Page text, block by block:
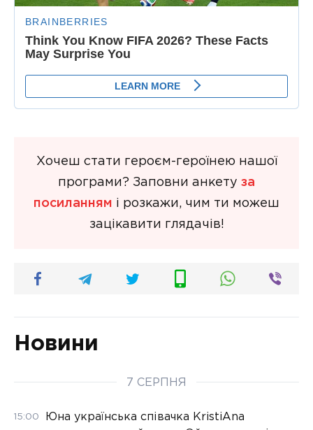
Хочеш стати героєм-героїнею нашої
програми? Заповни анкету за
посиланням і розкажи, чим ти можеш
зацікавити глядачів!
Новини
7 СЕРПНЯ
15:00
Юна українська співачка KristiAna